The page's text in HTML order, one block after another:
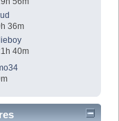
36m
40m